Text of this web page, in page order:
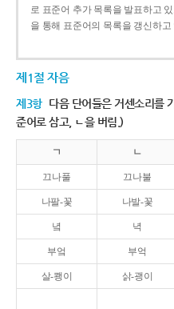
로 표준어 추가 목록을 발표하고
을 통해 표준어의 목록을 갱신하고
제1절 자음
제3항 다음 단어들은 거센소리를
준어로 삼고, ㄴ을 버림.)
ㄱ ㄴ
끄나풀 끄나불
나팔-꽃 나발-꽃
녘 녁
부엌 부억
살-쾡이 삵-괭이